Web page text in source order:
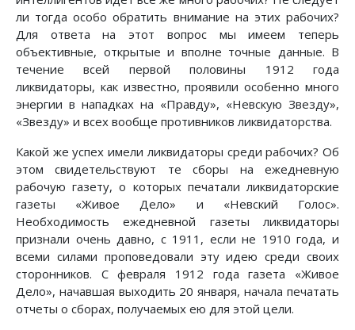
ли тогда особо обратить внимание на этих рабочих?
Для ответа на этот вопрос мы имеем теперь
объективные, открытые и вполне точные данные. В
течение всей первой половины 1912 года
ликвидаторы, как известно, проявили особенно много
энергии в нападках на «Правду», «Невскую Звезду»,
«Звезду» и всех вообще противников ликвидаторства.
Какой же успех имели ликвидаторы среди рабочих? Об
этом свидетельствуют те сборы на ежедневную
рабочую газету, о которых печатали ликвидаторские
газеты «Живое Дело» и «Невский Голос».
Необходимость ежедневной газеты ликвидаторы
признали очень давно, с 1911, если не 1910 года, и
всеми силами проповедовали эту идею среди своих
сторонников. С февраля 1912 года газета «Живое
Дело», начавшая выходить 20 января, начала печатать
отчеты о сборах, получаемых ею для этой цели.